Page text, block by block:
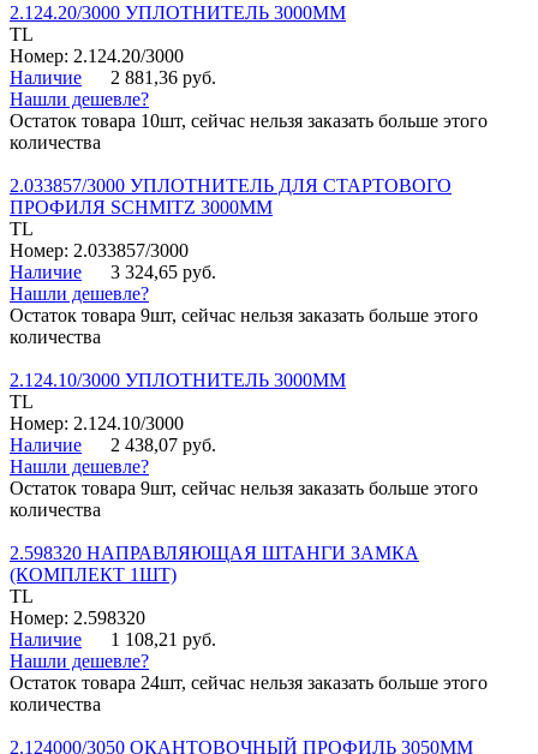
2.124.20/3000 УПЛОТНИТЕЛЬ 3000ММ
TL
Номер: 2.124.20/3000
Наличие
2 881,36 руб.
Нашли дешевле?
Остаток товара 10шт, сейчас нельзя заказать больше этого
количества
2.033857/3000 УПЛОТНИТЕЛЬ ДЛЯ СТАРТОВОГО
ПРОФИЛЯ SCHMITZ 3000ММ
TL
Номер: 2.033857/3000
Наличие
3 324,65 руб.
Нашли дешевле?
Остаток товара 9шт, сейчас нельзя заказать больше этого
количества
2.124.10/3000 УПЛОТНИТЕЛЬ 3000ММ
TL
Номер: 2.124.10/3000
Наличие
2 438,07 руб.
Нашли дешевле?
Остаток товара 9шт, сейчас нельзя заказать больше этого
количества
2.598320 НАПРАВЛЯЮЩАЯ ШТАНГИ ЗАМКА
(КОМПЛЕКТ 1ШТ)
TL
Номер: 2.598320
Наличие
1 108,21 руб.
Нашли дешевле?
Остаток товара 24шт, сейчас нельзя заказать больше этого
количества
2.124000/3050 ОКАНТОВОЧНЫЙ ПРОФИЛЬ 3050ММ